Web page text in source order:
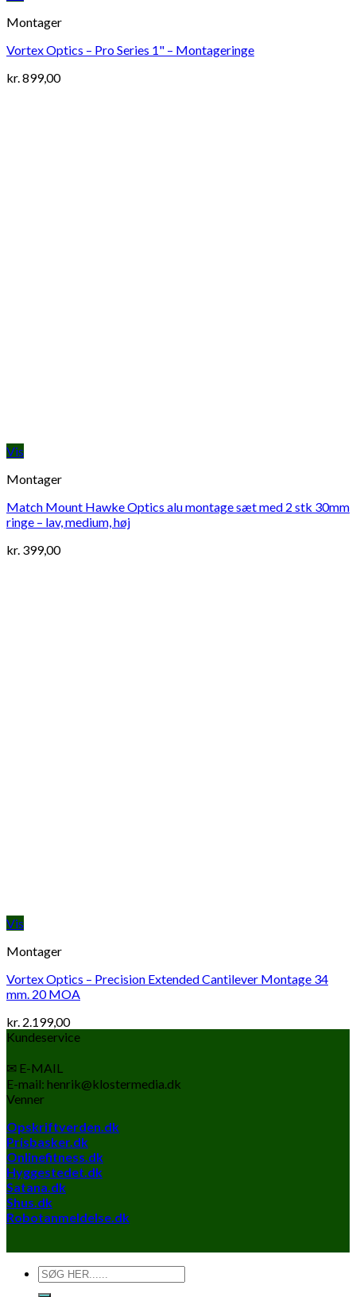
Montager
Vortex Optics – Pro Series 1" – Montageringe
kr.899,00
Vis
Montager
Match Mount Hawke Optics alu montage sæt med 2 stk 30mm
ringe – lav, medium, høj
kr. 399,00
Vis
Montager
Vortex Optics – Precision Extended Cantilever Montage 34
mm. 20 MOA
kr. 2.199,00
Kundeservice
✉ E-MAIL
E-mail: henrik@klostermedia.dk
Venner
Opskriftverden.dk
Prisbasker.dk
Onlinefitness.dk
Hyggestedet.dk
Satana.dk
Shus.dk
Robotanmeldelse.dk
Søg
efter: